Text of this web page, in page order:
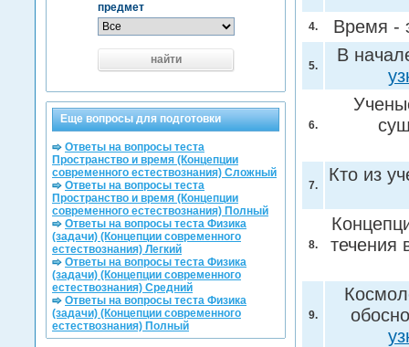
4. Время -
5.
В
6.
7.
Кто из
8.
течения
9.
предмет
найти
Еще вопросы для подготовки
Ответы на вопросы теста
Пространство и время (Концепции
современного естествознания) Сложный
Ответы на вопросы теста
Пространство и время (Концепции
современного естествознания) Полный
Ответы на вопросы теста Физика
(задачи) (Концепции современного
естествознания) Легкий
Ответы на вопросы теста Физика
(задачи) (Концепции современного
естествознания) Средний
Ответы на вопросы теста Физика
(задачи) (Концепции современного
естествознания) Полный